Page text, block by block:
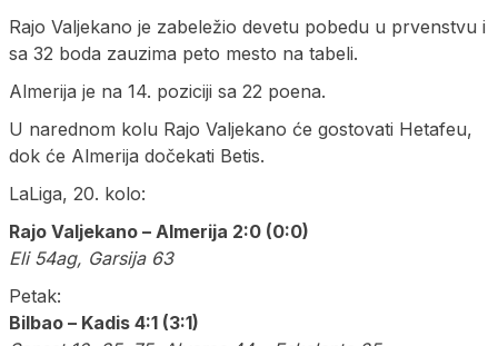
Rajo Valjekano je zabeležio devetu pobedu u prvenstvu i
sa 32 boda zauzima peto mesto na tabeli.
Almerija je na 14. poziciji sa 22 poena.
U narednom kolu Rajo Valjekano će gostovati Hetafeu,
dok će Almerija dočekati Betis.
LaLiga, 20. kolo:
Rajo Valjekano – Almerija 2:0 (0:0)
Eli 54ag, Garsija 63
Petak:
Bilbao – Kadis 4:1 (3:1)